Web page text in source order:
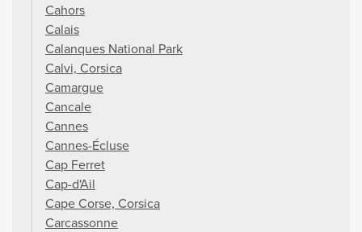
Cahors
Calais
Calanques National Park
Calvi, Corsica
Camargue
Cancale
Cannes
Cannes-Écluse
Cap Ferret
Cap-d'Ail
Cape Corse, Corsica
Carcassonne